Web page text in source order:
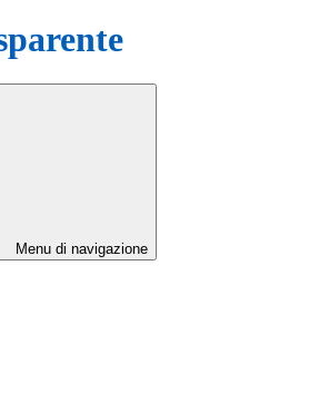
Menu di navigazione